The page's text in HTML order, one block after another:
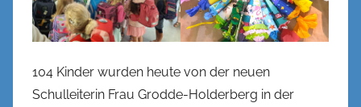
104 Kinder wurden heute von der neuen
Schulleiterin Frau Grodde-Holderberg in der